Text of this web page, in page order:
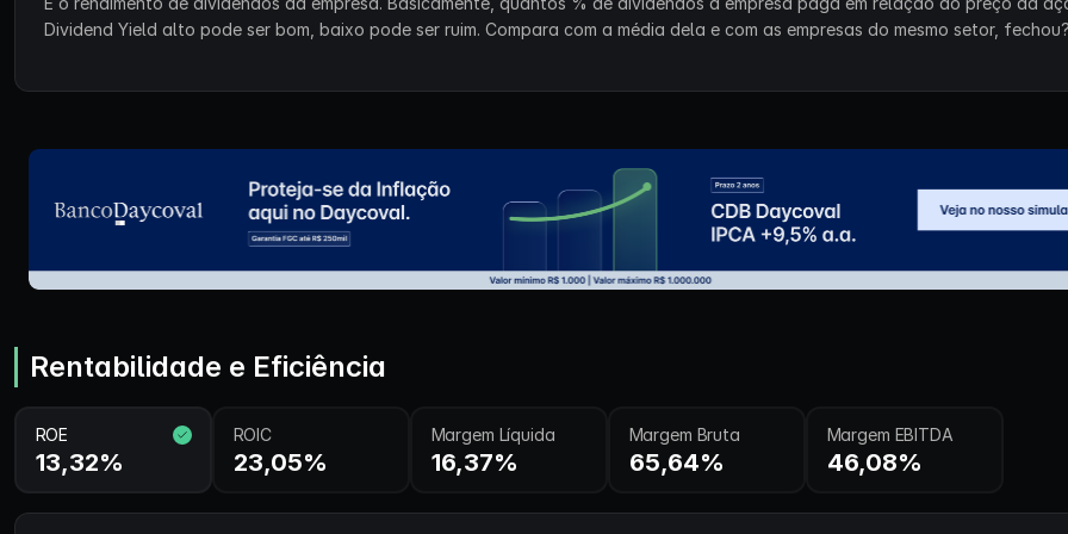
Dividend Yield alto pode ser bom, baixo pode ser ruim. Compara com a média dela e com as empresas do mesmo setor, fechou?
Rentabilidade e Eficiência
ROE
13,32%
ROIC
23,05%
Margem Líquida
16,37%
Margem Bruta
65,64%
Margem EBITDA
46,08%